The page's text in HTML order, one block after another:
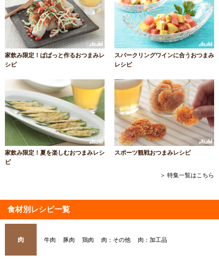
家飲み限定！ぱぱっと作るおつまみレ
シピ
スパークリングワインに合うおつまみ
レシピ
家飲み限定！夏を楽しむおつまみレシ
ピ
スポーツ観戦おつまみレシピ
＞ 特集一覧はこちら
食材別レシピ一覧
肉 牛肉 豚肉 鶏肉 肉：その他 肉：加工品